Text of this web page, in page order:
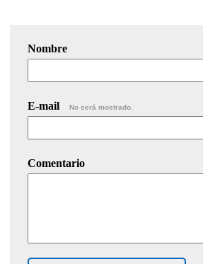
Nombre
E-mail No será mostrado.
Comentario